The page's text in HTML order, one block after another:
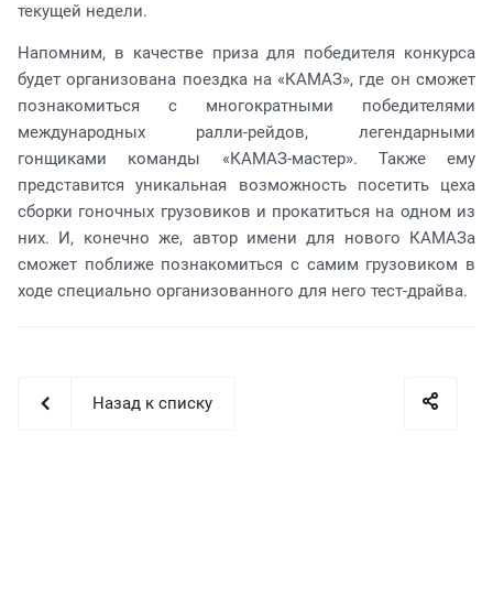
текущей недели.
Напомним, в качестве приза для победителя конкурса
будет организована поездка на «КАМАЗ», где он сможет
познакомиться с многократными победителями
международных ралли-рейдов, легендарными
гонщиками команды «КАМАЗ-мастер». Также ему
представится уникальная возможность посетить цеха
сборки гоночных грузовиков и прокатиться на одном из
них. И, конечно же, автор имени для нового КАМАЗа
сможет поближе познакомиться с самим грузовиком в
ходе специально организованного для него тест-драйва.
Назад к списку